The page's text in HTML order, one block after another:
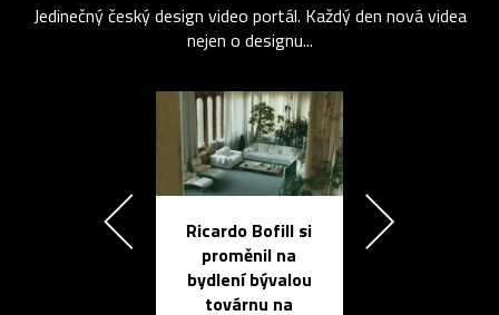
Jedinečný český design video portál. Každý den nová videa
nejen o designu...
Ricardo Bofill si
proměnil na
bydlení bývalou
továrnu na